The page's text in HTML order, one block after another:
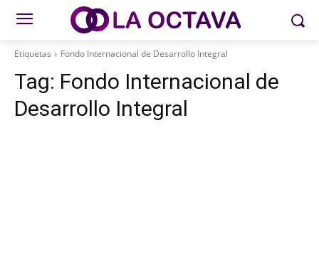
Etiquetas Fondo Internacional de Desarrollo Integral
Tag: Fondo Internacional de
Desarrollo Integral